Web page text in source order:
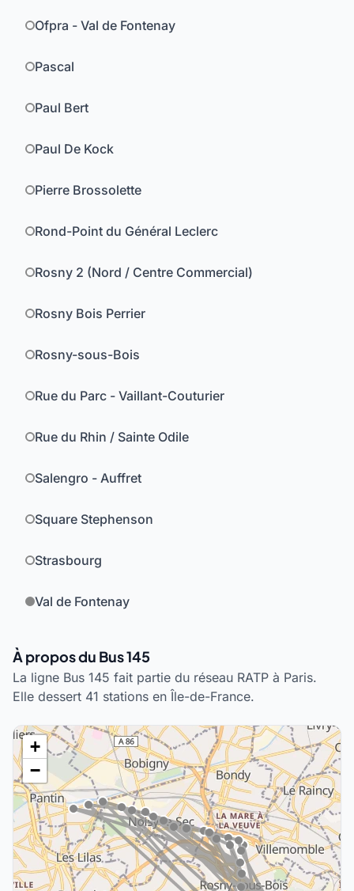
Ofpra - Val de Fontenay
Pascal
Paul Bert
Paul De Kock
Pierre Brossolette
Rond-Point du Général Leclerc
Rosny 2 (Nord / Centre Commercial)
Rosny Bois Perrier
Rosny-sous-Bois
Rue du Parc - Vaillant-Couturier
Rue du Rhin / Sainte Odile
Salengro - Auffret
Square Stephenson
Strasbourg
Val de Fontenay
À propos du Bus 145
La ligne Bus 145 fait partie du réseau RATP à Paris.
Elle dessert 41 stations en Île-de-France.
+
−